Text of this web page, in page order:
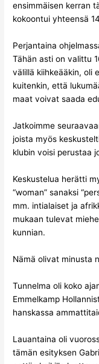
ensimmäisen kerran
kokoontui yhteensä
Perjantaina
Tähän asti on valittu
välillä kiihkeääkin, oli
kuitenkin, että
maat voivat saada
Jatkoimme
joista myös
klubin voisi perustaa
Keskustelua herätti
“woman” sanaksi
mm. intialaiset ja
mukaan tulevat
kunnian.
Nämä olivat minusta
Tunnelma oli koko
Emmelkamp
hanskassa
Lauantaina oli
tämän esityksen